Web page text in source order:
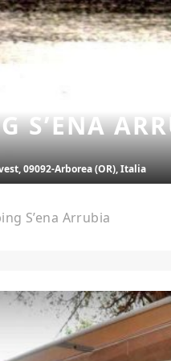
S’ENA
09092-Arborea (OR), Italia
S’ena Arrubia